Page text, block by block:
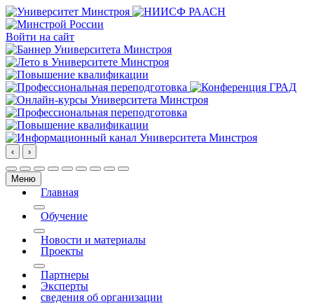
Войти на сайт
‹ ›
Меню
Главная
More about: Главная
Обучение
More about: Обучение
Новости и материалы
Проекты
More about: Проекты
Партнеры
Эксперты
сведения об организации